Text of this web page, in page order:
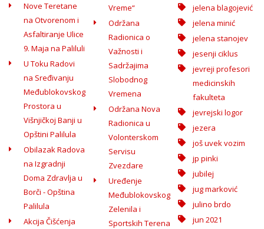
Nove Teretane
na Otvorenom i
Asfaltiranje Ulice
9. Maja na Paliluli
U Toku Radovi
na Sređivanju
Međublokovskog
Prostora u
Višnjičkoj Banji u
Opštini Palilula
Obilazak Radova
na Izgradnji
Doma Zdravlja u
Borči - Opština
Palilula
Akcija Čišćenja
Vreme“
Održana
Radionica o
Važnosti i
Sadržajima
Slobodnog
Vremena
Održana Nova
Radionica u
Volonterskom
Servisu
Zvezdare
Uređenje
Međublokovskog
Zelenila i
Sportskih Terena
jelena blagojević
jelena minić
jelena stanojev
jesenji ciklus
jevreji profesori
medicinskih
fakulteta
jevrejski logor
jezera
još uvek vozim
jp pinki
jubilej
jug marković
julino brdo
jun 2021